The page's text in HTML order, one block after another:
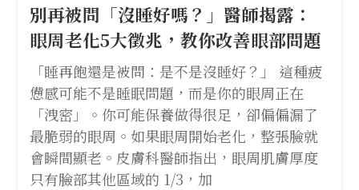
別再被問「沒睡好嗎？」醫師揭露：
眼周老化5大徵兆，教你改善眼部問題
「睡再飽還是被問：是不是沒睡好？」 這種疲
憊感可能不是睡眠問題，而是你的眼周正在
「洩密」。你可能保養做得很足，卻偏偏漏了
最脆弱的眼周。如果眼周開始老化，整張臉就
會瞬間顯老。皮膚科醫師指出，眼周肌膚厚度
只有臉部其他區域的 1/3，加